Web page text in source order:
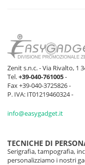
Zenit s.n.c. - Via Rivalto, 1
Tel.+39-040-761005-
Fax +39-040-3725826 -
P. IVA: IT01219460324 -
info@easygadget.it
TECNICHE DI
Serigrafia, tampografia,
personalizziamo i nostri